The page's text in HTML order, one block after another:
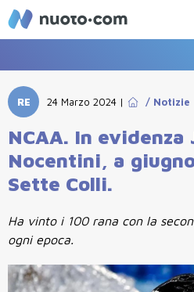
RE 24 Marzo 2024 | / Notizie
NCAA. In evidenza
Nocentini, a
Sette Colli.
Ha vinto i 100 rana con la
ogni epoca.